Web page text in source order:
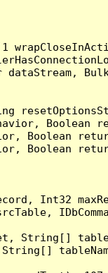
Boolean
Boolean
Int32
String[]